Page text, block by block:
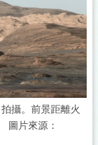
攝。前景距離火
圖片來源：